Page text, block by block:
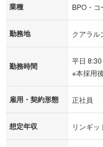
業種 BPO・
勤務地 クアラル
勤務時間
平日
※本採用
雇用・契約形態 正社員
想定年収 リンギ